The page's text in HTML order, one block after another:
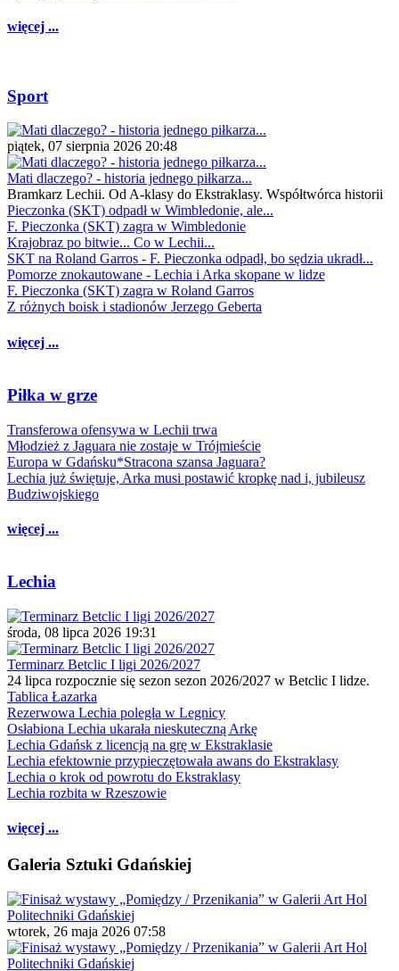
więcej ...
Sport
piątek, 07 sierpnia 2026 20:48
Mati dlaczego? - historia jednego piłkarza...
Bramkarz Lechii. Od A-klasy do Ekstraklasy. Współtwórca historii
Pieczonka (SKT) odpadł w Wimbledonie, ale...
F. Pieczonka (SKT) zagra w Wimbledonie
Krajobraz po bitwie... Co w Lechii...
SKT na Roland Garros - F. Pieczonka odpadł, bo sędzia ukradł...
Pomorze znokautowane - Lechia i Arka skopane w lidze
F. Pieczonka (SKT) zagra w Roland Garros
Z różnych boisk i stadionów Jerzego Geberta
więcej ...
Piłka w grze
Transferowa ofensywa w Lechii trwa
Młodzież z Jaguara nie zostaje w Trójmieście
Europa w Gdańsku*Stracona szansa Jaguara?
Lechia już świętuje, Arka musi postawić kropkę nad i, jubileusz
Budziwojskiego
więcej ...
Lechia
środa, 08 lipca 2026 19:31
Terminarz Betclic I ligi 2026/2027
24 lipca rozpocznie się sezon sezon 2026/2027 w Betclic I lidze.
Tablica Łazarka
Rezerwowa Lechia poległa w Legnicy
Osłabiona Lechia ukarała nieskuteczną Arkę
Lechia Gdańsk z licencją na grę w Ekstraklasie
Lechia efektownie przypieczętowała awans do Ekstraklasy
Lechia o krok od powrotu do Ekstraklasy
Lechia rozbita w Rzeszowie
więcej ...
Galeria Sztuki Gdańskiej
wtorek, 26 maja 2026 07:58